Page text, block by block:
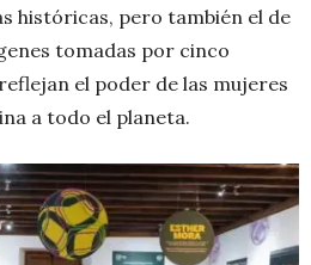
históricas, pero también el de
tomadas por cinco
el poder de las mujeres
a todo el planeta.